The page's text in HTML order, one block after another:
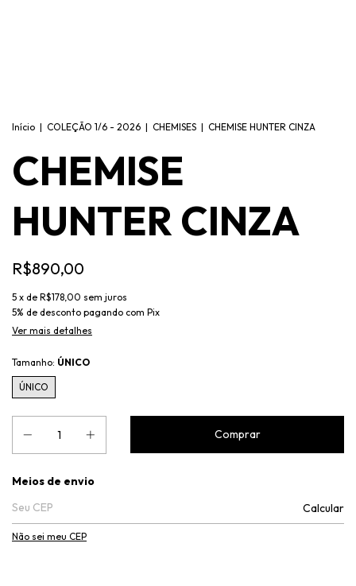
Início | COLEÇÃO 1/6 - 2026 | CHEMISES | CHEMISE HUNTER CINZA
CHEMISE
HUNTER CINZA
R$890,00
5 x de R$178,00 sem juros
5% de desconto pagando com Pix
Ver mais detalhes
Tamanho: ÚNICO
ÚNICO
Entregas para o CEP:
Meios de envio
Calcular
Não sei meu CEP